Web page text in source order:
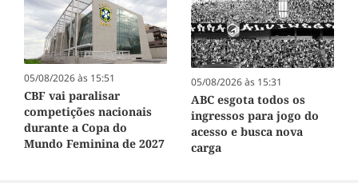
05/08/2026 às 15:51
CBF vai paralisar
competições nacionais
durante a Copa do
Mundo Feminina de 2027
05/08/2026 às 15:31
ABC esgota todos os
ingressos para jogo do
acesso e busca nova
carga